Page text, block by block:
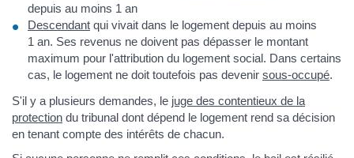
depuis au moins 1 an
Descendant qui vivait dans le logement depuis au moins
1 an. Ses revenus ne doivent pas dépasser le montant
maximum pour l'attribution du logement social. Dans certains
cas, le logement ne doit toutefois pas devenir sous-occupé.
S'il y a plusieurs demandes, le juge des contentieux de la
protection du tribunal dont dépend le logement rend sa décision
en tenant compte des intérêts de chacun.